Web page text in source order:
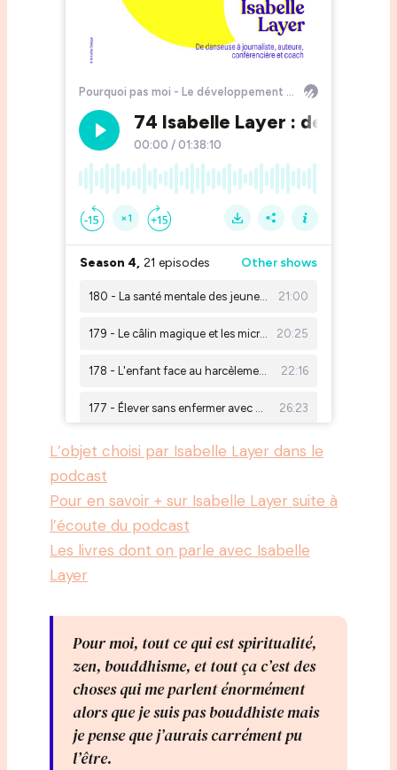
L’objet choisi par Isabelle Layer dans le
podcast
Pour en savoir + sur Isabelle Layer suite à
l’écoute du podcast
Les livres dont on parle avec Isabelle
Layer
Pour moi, tout ce qui est spiritualité,
zen, bouddhisme, et tout ça c’est des
choses qui me parlent énormément
alors que je suis pas bouddhiste mais
je pense que j’aurais carrément pu
l’être.